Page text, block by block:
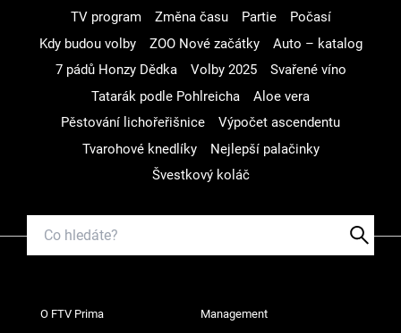
TV program
Změna času Partie
Počasí
Kdy budou volby
ZOO Nové začátky
Auto – katalog
7 pádů Honzy Dědka
Volby 2025
Svařené víno
Tatarák podle Pohlreicha
Aloe vera
Pěstování lichořeřišnice
Výpočet ascendentu
Tvarohové knedlíky
Nejlepší palačinky
Švestkový koláč
O FTV Prima Management